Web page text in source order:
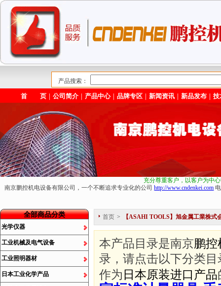
产品搜索：
首 页 ｜公司简介 ｜ 产品中心｜品牌专区 ｜新闻资讯 ｜新品发布 ｜技
充分尊重客户，以客户为中
南京鹏控机电设备有限公司，一个不断追求专业化的公司http://www.cndenkei.com
全部商品分类
光学仪器
工业机械及电气设备
工业照明器材
日本工业化学产品
首页 > 【ASAHI TOOLS】旭金属工業株式
本产品目录是南京鹏
录，请点击以下分类
作为 日本原装进口产品